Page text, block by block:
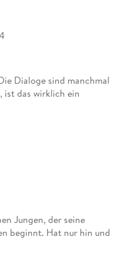
Dialoge sind manchmal
ist das wirklich ein
Jungen, der seine
beginnt. Hat nur hin und